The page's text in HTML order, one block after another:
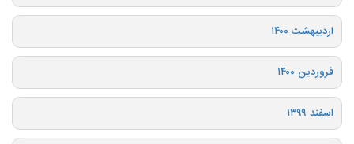
اردیبهشت ۱۴۰۰
فروردین ۱۴۰۰
اسفند ۱۳۹۹